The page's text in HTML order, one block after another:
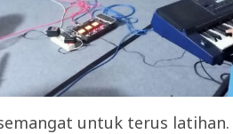
untuk terus